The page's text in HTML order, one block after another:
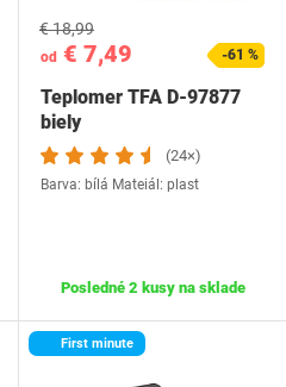
od € 7,49
€ 18,99
-61 %
Teplomer TFA D-97877
biely
(24×)
Barva: bílá Mateiál: plast
Posledné 2 kusy na sklade
First minute